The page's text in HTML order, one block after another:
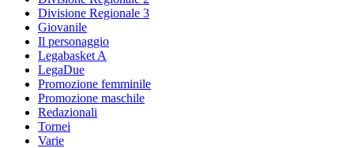
Divisione Regionale 3
Giovanile
Il personaggio
Legabasket A
LegaDue
Promozione femminile
Promozione maschile
Redazionali
Tornei
Varie